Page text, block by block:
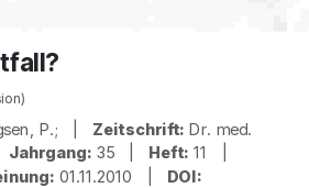
P.; | Zeitschrift: Dr. med.
Jahrgang: 35 | Heft: 11 |
01.11.2010 | DOI: